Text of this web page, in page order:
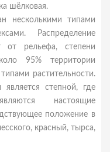
шёлковая.
несколькими типами
Распределение
от рельефа, степени
95% территории
растительности.
степной, где
настоящие
положение в
красный, тырса,